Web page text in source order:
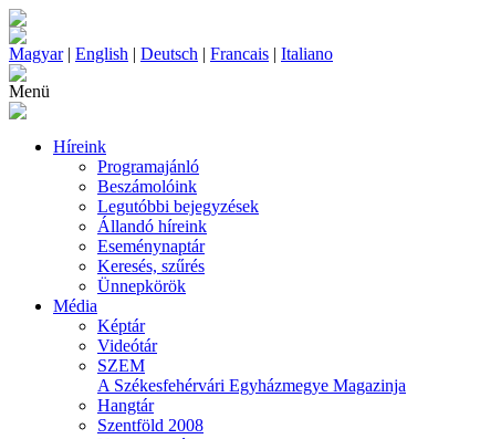
Magyar| English | Deutsch | Francais | Italiano
Menü
Híreink
Programajánló
Beszámolóink
Legutóbbi bejegyzések
Állandó híreink
Eseménynaptár
Keresés, szűrés
Ünnepkörök
Média
Képtár
Videótár
SZEM
A Székesfehérvári Egyházmegye Magazinja
Hangtár
Szentföld 2008